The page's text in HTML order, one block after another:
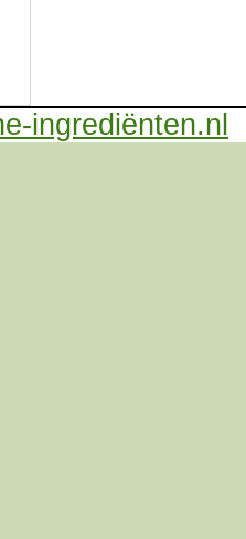
ingrediënten.nl